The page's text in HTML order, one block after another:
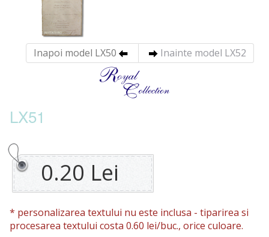
Inapoi model LX50 Inainte model LX52
LX51
0.20 Lei
* personalizarea textului nu este inclusa - tiparirea si
procesarea textului costa 0.60 lei/buc., orice culoare.